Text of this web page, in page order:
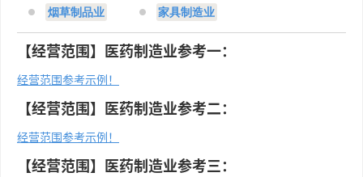
烟草制品业 家具制造业
【经营范围】医药制造业参考一：
经营范围参考示例！
【经营范围】医药制造业参考二：
经营范围参考示例！
【经营范围】医药制造业参考三：